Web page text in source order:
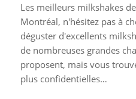
Les meilleurs milkshakes
Montréal, n'hésitez pas à
déguster d'excellents
de nombreuses grandes
proposent, mais vous
plus confidentielles…